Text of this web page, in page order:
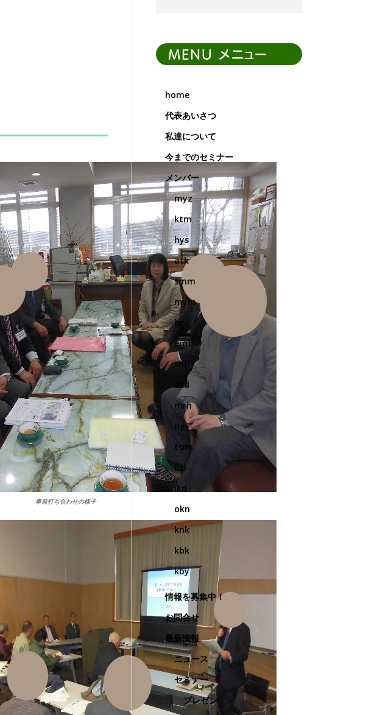
事前打ち合わせの様子
MENU メニュー
home
代表あいさつ
私達について
今までのセミナー
メンバー
myz
ktm
hys
atk
smm
mym
hr
emt
smi
asd
mrn
ngi
tsm
usi
ikd
okn
knk
kbk
kby
情報を募集中！
お問合せ
最新情報
ニュース
セミナー
プレゼン